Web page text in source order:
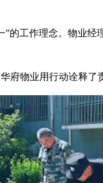
”的工作理念。物业
物业用行动诠释了